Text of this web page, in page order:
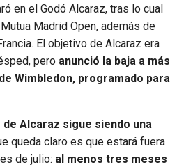
en el Godó Alcaraz, tras lo cual
Madrid Open, además de
El objetivo de Alcaraz era
pero anunció la baja a más
Wimbledon, programado para
Alcaraz sigue siendo una
queda claro es que estará fuera
de julio: al menos tres meses